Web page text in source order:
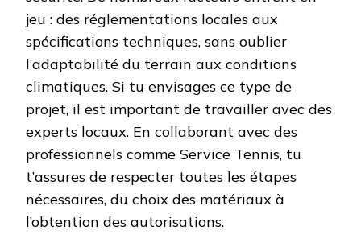
jeu : des réglementations locales aux
spécifications techniques, sans oublier
l’adaptabilité du terrain aux conditions
climatiques. Si tu envisages ce type de
projet, il est important de travailler avec des
experts locaux. En collaborant avec des
professionnels comme Service Tennis, tu
t’assures de respecter toutes les étapes
nécessaires, du choix des matériaux à
l’obtention des autorisations.